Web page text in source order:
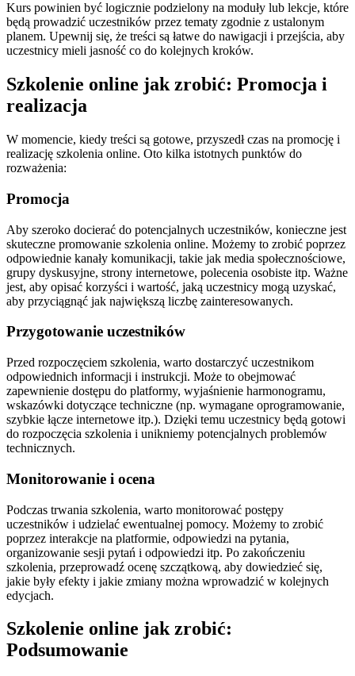
Kurs powinien być logicznie podzielony na moduły lub lekcje, które
będą prowadzić uczestników przez tematy zgodnie z ustalonym
planem. Upewnij się, że treści są łatwe do nawigacji i przejścia, aby
uczestnicy mieli jasność co do kolejnych kroków.
Szkolenie online jak zrobić: Promocja i
realizacja
W momencie, kiedy treści są gotowe, przyszedł czas na promocję i
realizację szkolenia online. Oto kilka istotnych punktów do
rozważenia:
Promocja
Aby szeroko docierać do potencjalnych uczestników, konieczne jest
skuteczne promowanie szkolenia online. Możemy to zrobić poprzez
odpowiednie kanały komunikacji, takie jak media społecznościowe,
grupy dyskusyjne, strony internetowe, polecenia osobiste itp. Ważne
jest, aby opisać korzyści i wartość, jaką uczestnicy mogą uzyskać,
aby przyciągnąć jak największą liczbę zainteresowanych.
Przygotowanie uczestników
Przed rozpoczęciem szkolenia, warto dostarczyć uczestnikom
odpowiednich informacji i instrukcji. Może to obejmować
zapewnienie dostępu do platformy, wyjaśnienie harmonogramu,
wskazówki dotyczące techniczne (np. wymagane oprogramowanie,
szybkie łącze internetowe itp.). Dzięki temu uczestnicy będą gotowi
do rozpoczęcia szkolenia i unikniemy potencjalnych problemów
technicznych.
Monitorowanie i ocena
Podczas trwania szkolenia, warto monitorować postępy
uczestników i udzielać ewentualnej pomocy. Możemy to zrobić
poprzez interakcje na platformie, odpowiedzi na pytania,
organizowanie sesji pytań i odpowiedzi itp. Po zakończeniu
szkolenia, przeprowadź ocenę szczątkową, aby dowiedzieć się,
jakie były efekty i jakie zmiany można wprowadzić w kolejnych
edycjach.
Szkolenie online jak zrobić:
Podsumowanie